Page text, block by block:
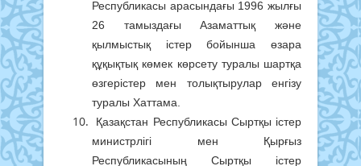
Республикасы арасындағы 1996 жылғы
26 тамыздағы Азаматтық және
қылмыстық істер бойынша өзара
құқықтық көмек көрсету туралы шартқа
өзгерістер мен толықтырулар енгізу
туралы Хаттама.
Қазақстан Республикасы Сыртқы істер
министрлігі мен Қырғыз
Республикасының Сыртқы істер